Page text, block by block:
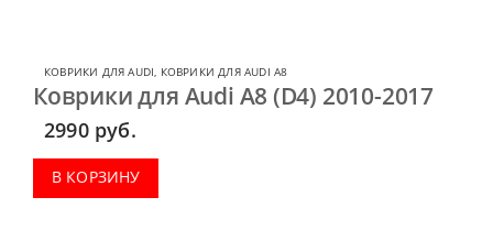
КОВРИКИ ДЛЯ AUDI, КОВРИКИ ДЛЯ AUDI A8
Коврики для Audi A8 (D4) 2010-2017
2990 руб.
В КОРЗИНУ